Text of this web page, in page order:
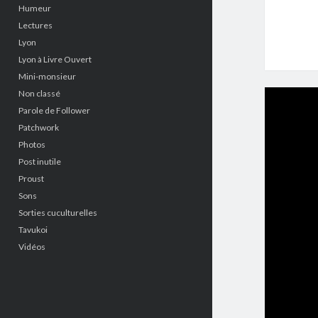
Humeur
Lectures
Lyon
Lyon à Livre Ouvert
Mini-monsieur
Non classé
Parole de Follower
Patchwork
Photos
Post inutile
Proust
Sons
Sorties cuculturelles
Tavukoi
Vidéos